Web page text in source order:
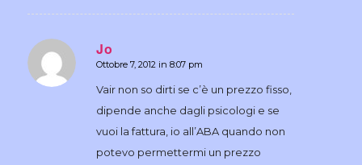
Jo
dice:
Ottobre 7, 2012 in 8:07 pm
Vair non so dirti se c’è un prezzo fisso,
dipende anche dagli psicologi e se
vuoi la fattura, io all’ABA quando non
potevo permettermi un prezzo